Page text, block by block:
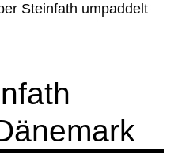
Steinfath umpaddelt